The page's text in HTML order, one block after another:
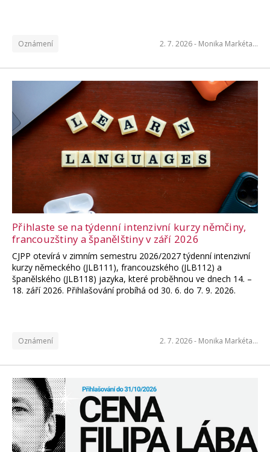
Oznámení 2. 7. 2026 - Monika Markéta…
Přihlaste se na týdenní intenzivní kurzy němčiny,
francouzštiny a španělštiny v září 2026
CJPP otevírá v zimním semestru 2026/2027 týdenní intenzivní
kurzy německého (JLB111), francouzského (JLB112) a
španělského (JLB118) jazyka, které proběhnou ve dnech 14. –
18. září 2026. Přihlašování probíhá od 30. 6. do 7. 9. 2026.
Oznámení 2. 7. 2026 - Monika Markéta…